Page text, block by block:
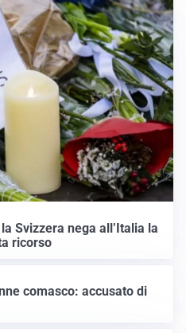
Svizzera nega all’Italia la
ricorso
comasco: accusato di